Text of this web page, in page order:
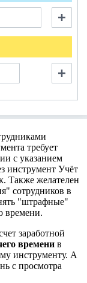
требует
с указанием
инструмент Учёт
Также желателен
сотрудников в
"штрафные"
времени.
заработной
времени в
инструменту. А
с просмотра